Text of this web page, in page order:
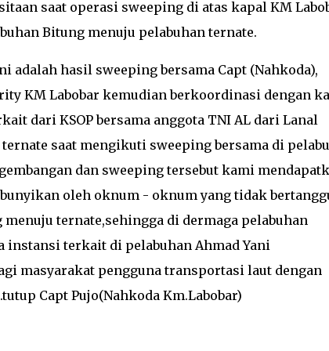
saat operasi sweeping di atas kapal KM
Bitung menuju pelabuhan ternate.
hasil sweeping bersama Capt (Nahkoda),
KM Labobar kemudian berkoordinasi dengan
dari KSOP bersama anggota TNI AL dari Lanal
saat mengikuti sweeping bersama di
dan sweeping tersebut kami
oleh oknum - oknum yang tidak
ternate,sehingga di dermaga pelabuhan
instansi terkait di pelabuhan Ahmad Yani
masyarakat pengguna transportasi laut dengan
Capt Pujo(Nahkoda Km.Labobar)